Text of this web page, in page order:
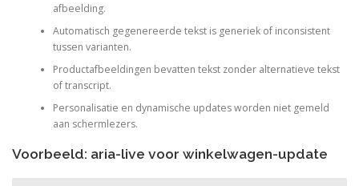
afbeelding.
Automatisch gegenereerde tekst is generiek of inconsistent
tussen varianten.
Productafbeeldingen bevatten tekst zonder alternatieve tekst
of transcript.
Personalisatie en dynamische updates worden niet gemeld
aan schermlezers.
Voorbeeld: aria-live voor winkelwagen-update